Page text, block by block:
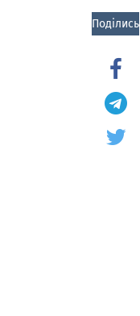
Поділись!